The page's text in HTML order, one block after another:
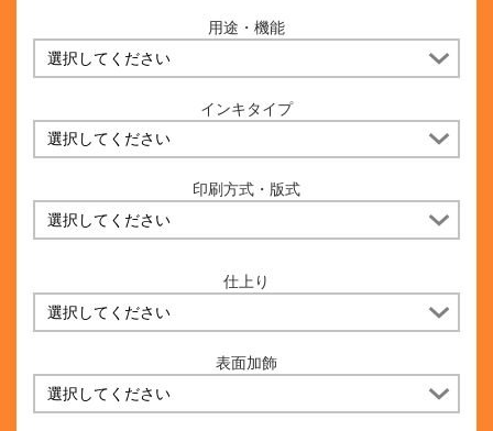
用途・機能
インキタイプ
印刷方式・版式
仕上り
表面加飾